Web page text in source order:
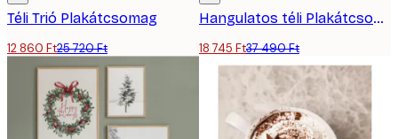
Téli Trió Plakátcsomag
12 860 Ft25 720 Ft
Hangulatos téli Plakátcsomag
18 745 Ft37 490 Ft